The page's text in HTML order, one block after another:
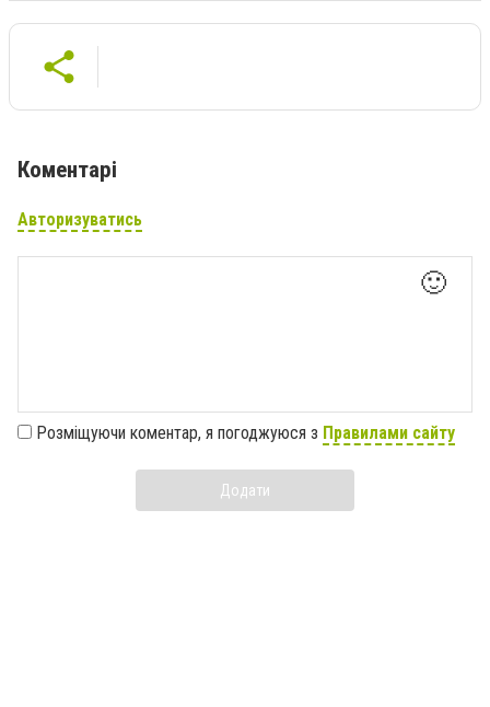
Коментарі
Авторизуватись
🙂
Розміщуючи коментар, я погоджуюся з Правилами сайту
Додати